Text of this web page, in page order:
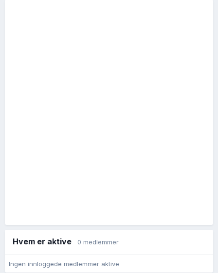
Hvem er aktive 0 medlemmer
Ingen innloggede medlemmer aktive